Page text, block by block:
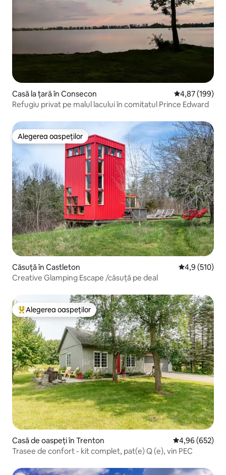
Casă la țară în Consecon Scor mediu de
4,87 (199)
Refugiu privat pe malul lacului în comitatul Prince Edward
Alegerea oaspeților
Alegerea oaspeților
Căsuță în Castleton Scor mediu
4,9 (510)
Creative Glamping Escape /căsuță pe deal
Locuință din topul categoriei Alegerea oaspeților
Alegerea oaspeților
Casă de oaspeți în Trenton Scor mediu de
4,96 (652)
Trasee de confort - kit complet, pat(e) Q (e), vin PEC